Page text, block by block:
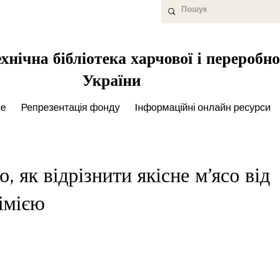
бібліотека харчової і
України
Репрезентація фонду Інформаційні онлайн ресурси
як відрізнити якісне м’ясо від